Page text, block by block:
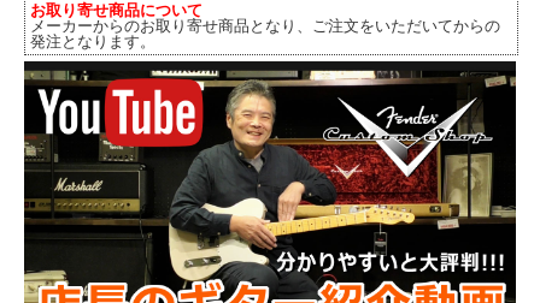
お取り寄せ商品について
メーカーからのお取り寄せ商品となり、ご注文をいただいてからの
発注となります。